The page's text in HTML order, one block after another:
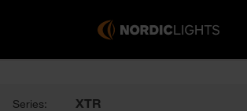
Series: XTR